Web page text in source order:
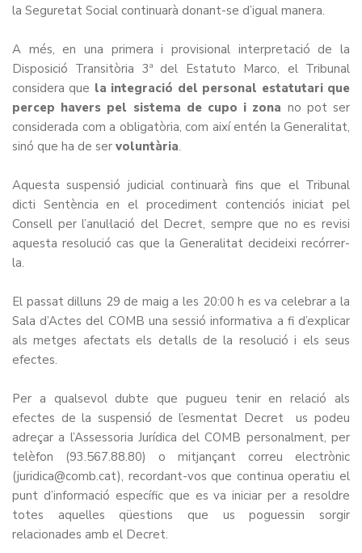
la Seguretat Social continuarà donant-se d’igual manera.
A més, en una primera i provisional interpretació de la
Disposició Transitòria 3ª del Estatuto Marco, el Tribunal
considera que la integració del personal estatutari que
percep havers pel sistema de cupo i zona no pot ser
considerada com a obligatòria, com així entén la Generalitat,
sinó que ha de ser voluntària.
Aquesta suspensió judicial continuarà fins que el Tribunal
dicti Sentència en el procediment contenciós iniciat pel
Consell per l’anul·lació del Decret, sempre que no es revisi
aquesta resolució cas que la Generalitat decideixi recórrer-
la.
El passat dilluns 29 de maig a les 20:00 h es va celebrar a la
Sala d’Actes del COMB una sessió informativa a fi d’explicar
als metges afectats els detalls de la resolució i els seus
efectes.
Per a qualsevol dubte que pugueu tenir en relació als
efectes de la suspensió de l’esmentat Decret us podeu
adreçar a l’Assessoria Jurídica del COMB personalment, per
telèfon (93.567.88.80) o mitjançant correu electrònic
(juridica@comb.cat), recordant-vos que continua operatiu el
punt d’informació específic que es va iniciar per a resoldre
totes aquelles qüestions que us poguessin sorgir
relacionades amb el Decret.